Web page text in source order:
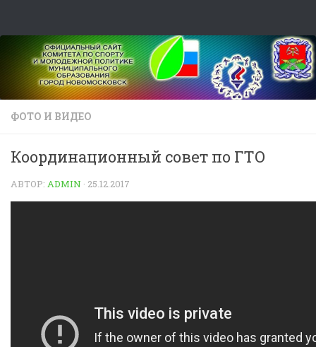
ФОТО И ВИДЕО
Координационный совет по ГТО
АВТОР: ADMIN · 25.12.2017